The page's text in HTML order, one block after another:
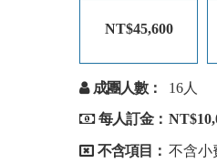
NT$45,600
成團人數：
16人
每人訂金：
不含項目： 不含小